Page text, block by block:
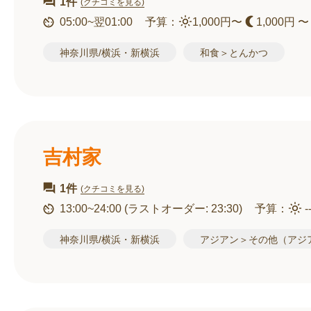
05:00~翌01:00 予算： 1,000円〜 1,000円 〜
神奈川県/横浜・新横浜 和食＞とんかつ
吉村家
1件 (クチコミを見る)
13:00~24:00 (ラストオーダー: 23:30) 予算：
神奈川県/横浜・新横浜 アジアン＞その他（アジ